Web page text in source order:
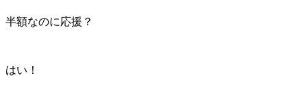
半額なのに応援？
はい！